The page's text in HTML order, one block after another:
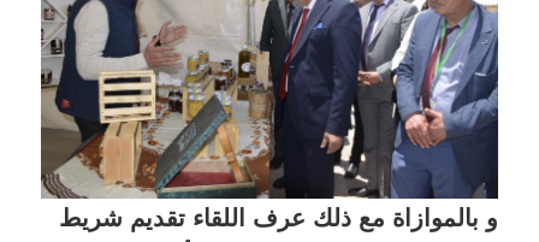
و بالموازاة مع ذلك عرف اللقاء تقديم شريط